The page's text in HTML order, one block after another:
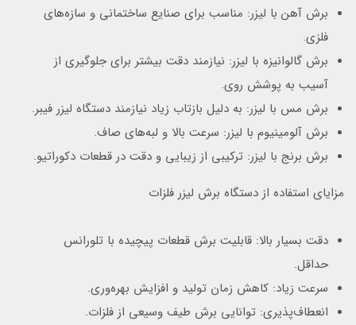
برش آهن با لیزر: مناسب برای صنایع ساختمانی و سازه‌های
فلزی.
برش گالوانیزه با لیزر: نیازمند دقت بیشتر برای جلوگیری از
آسیب به پوشش روی.
برش مس با لیزر: به دلیل بازتاب زیاد نیازمند دستگاه لیزر فیبر.
برش آلومینیوم با لیزر: سرعت بالا و لبه‌های صاف.
برش برنج با لیزر: ترکیبی از زیبایی و دقت در قطعات دکوراتیو.
مزایای استفاده از دستگاه برش لیزر فلزات
دقت بسیار بالا: قابلیت برش قطعات پیچیده با تلورانس
حداقل.
سرعت زیاد: کاهش زمان تولید و افزایش بهره‌وری.
انعطاف‌پذیری: توانایی برش طیف وسیعی از فلزات.